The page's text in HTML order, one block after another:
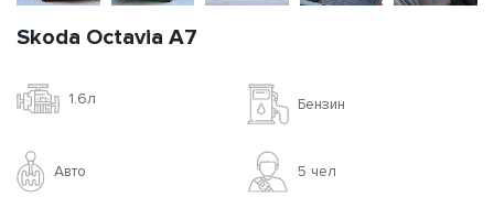
Skoda Octavia A7
1.6л Бензин
Авто 5 чел